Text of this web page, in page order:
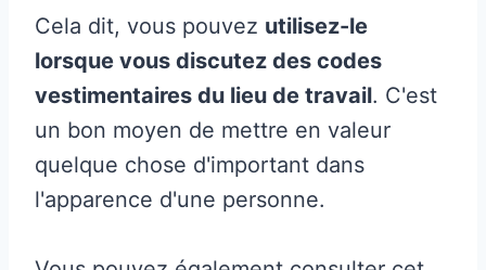
Cela dit, vous pouvez utilisez-le
lorsque vous discutez des codes
vestimentaires du lieu de travail. C'est
un bon moyen de mettre en valeur
quelque chose d'important dans
l'apparence d'une personne.